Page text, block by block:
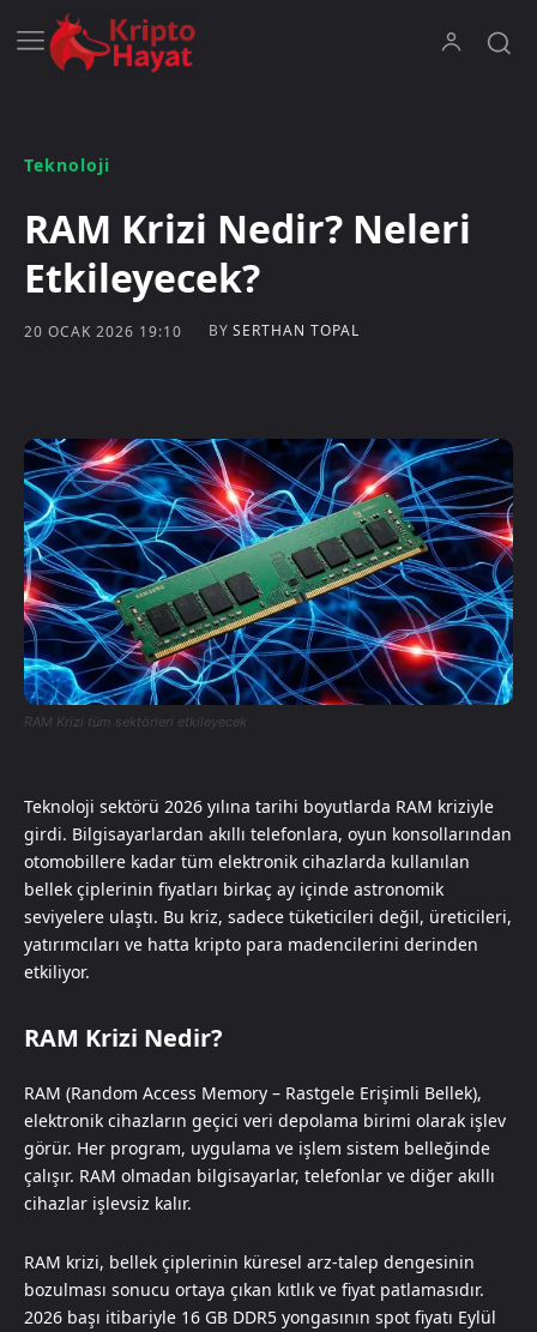
Teknoloji
RAM Krizi Nedir? Neleri
Etkileyecek?
20 OCAK 2026 19:10 BY SERTHAN TOPAL
RAM Krizi tüm sektörleri etkileyecek
Teknoloji sektörü 2026 yılına tarihi boyutlarda RAM kriziyle
girdi. Bilgisayarlardan akıllı telefonlara, oyun konsollarından
otomobillere kadar tüm elektronik cihazlarda kullanılan
bellek çiplerinin fiyatları birkaç ay içinde astronomik
seviyelere ulaştı. Bu kriz, sadece tüketicileri değil, üreticileri,
yatırımcıları ve hatta kripto para madencilerini derinden
etkiliyor.
RAM Krizi Nedir?
RAM (Random Access Memory – Rastgele Erişimli Bellek),
elektronik cihazların geçici veri depolama birimi olarak işlev
görür. Her program, uygulama ve işlem sistem belleğinde
çalışır. RAM olmadan bilgisayarlar, telefonlar ve diğer akıllı
cihazlar işlevsiz kalır.
RAM krizi, bellek çiplerinin küresel arz-talep dengesinin
bozulması sonucu ortaya çıkan kıtlık ve fiyat patlamasıdır.
2026 başı itibariyle 16 GB DDR5 yongasının spot fiyatı Eylül